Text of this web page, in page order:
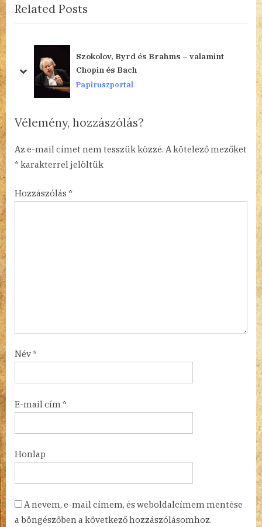
navigáció
e
v
u
s
t
:
t
o
Related Posts
Szokolov, Byrd és Brahms – valamint
Chopin és Bach
Papiruszportal
prev
next
Vélemény, hozzászólás?
Az e-mail címet nem tesszük közzé. A kötelező mezőket
*karakterrel jelöltük
Hozzászólás *
Név*
E-mail cím *
Honlap
A nevem, e-mail címem, és weboldalcímem mentése
a böngészőben a következő hozzászólásomhoz.